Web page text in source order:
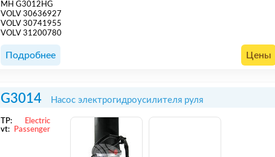
MH G3012HG
VOLV 30636927
VOLV 30741955
VOLV 31200780
Подробнее Цены
G3014 Насос электрогидроусилителя руля
TP:
Electric
vt:
Passenger